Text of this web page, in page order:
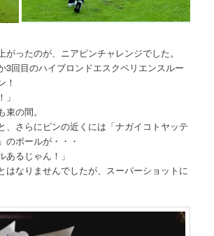
がったのが、ニアピンチャレンジでした。
3回目のハイブロンドエスクペリエンスルー
！
」
の間。
、さらにピンの近くには「ナガイコトヤッテ
のボールが・・・
あるじゃん！」
はなりませんでしたが、スーパーショットに